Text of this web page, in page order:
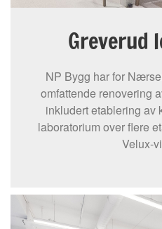
Greverud
NP Bygg har for
omfattende renovering
inkludert etablering av
laboratorium over flere
Velux-